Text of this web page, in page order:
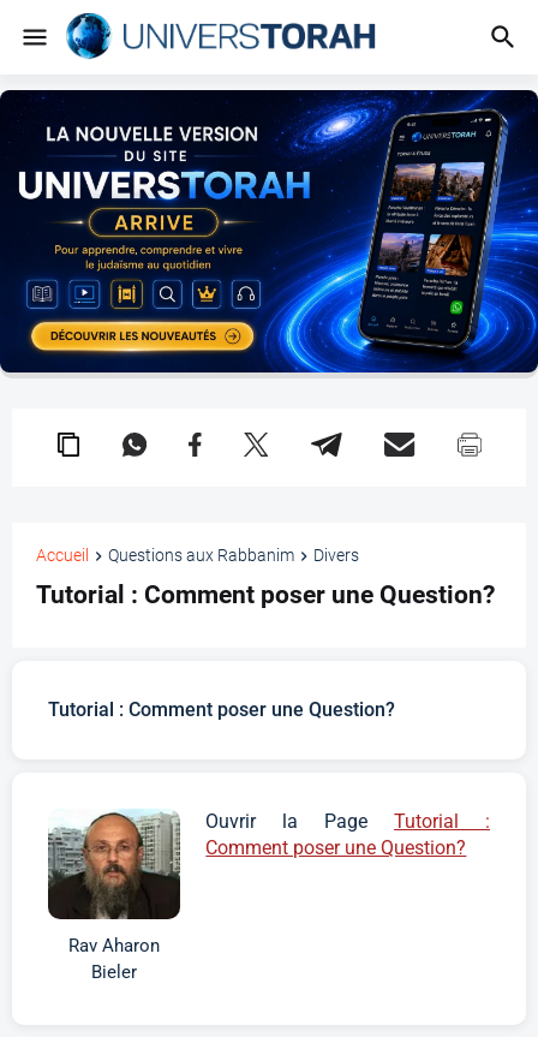
Accueil Questions aux Rabbanim Divers
Tutorial : Comment poser une Question?
Tutorial : Comment poser une Question?
Rav Aharon
Bieler
Ouvrir la PageTutorial :
Comment poser une Question?